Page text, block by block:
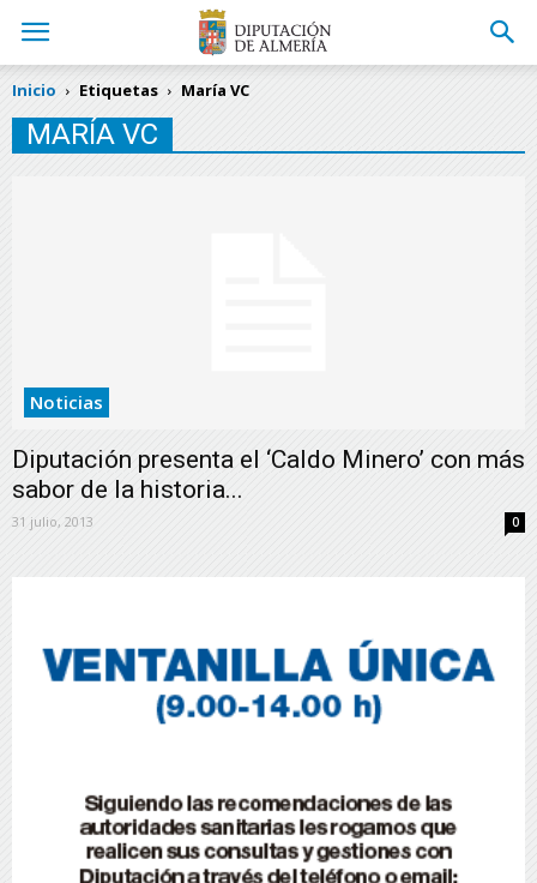
Inicio Etiquetas María VC
MARÍA VC
Noticias
Diputación presenta el ‘Caldo Minero’ con más
sabor de la historia...
31 julio, 2013 0